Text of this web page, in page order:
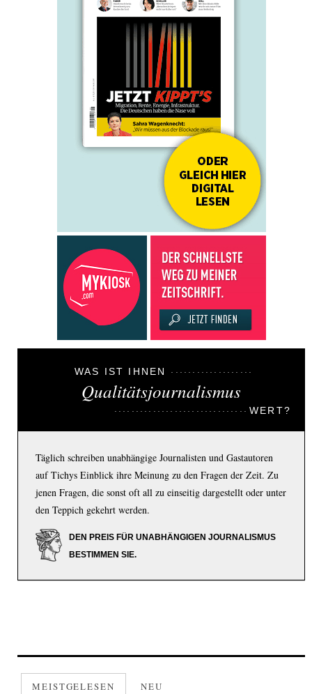
WAS IST IHNEN
Qualitätsjournalismus
WERT?
Täglich schreiben unabhängige Journalisten und Gastautoren
auf Tichys Einblick ihre Meinung zu den Fragen der Zeit. Zu
jenen Fragen, die sonst oft all zu einseitig dargestellt oder unter
den Teppich gekehrt werden.
DEN PREIS FÜR UNABHÄNGIGEN JOURNALISMUS
BESTIMMEN SIE.
MEISTGELESEN NEU